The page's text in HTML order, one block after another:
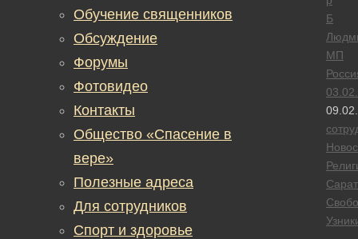
Б
МП
Обучение священников
Обсуждение
Форумы
Фотовидео
Контакты
Общество «Спасение в
вере»
Полезные адреса
Для сотрудников
Спорт и здоровье